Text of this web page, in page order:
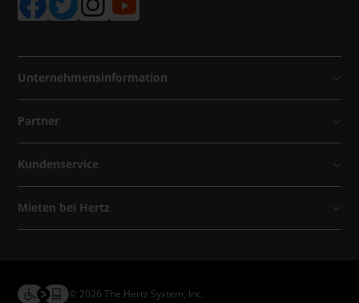
Unternehmensinformation
Partner
Kundenservice
Mieten bei Hertz
© 2026 The Hertz System, Inc.